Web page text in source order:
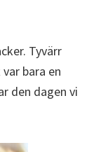
Tyvärr
bara en
den dagen vi